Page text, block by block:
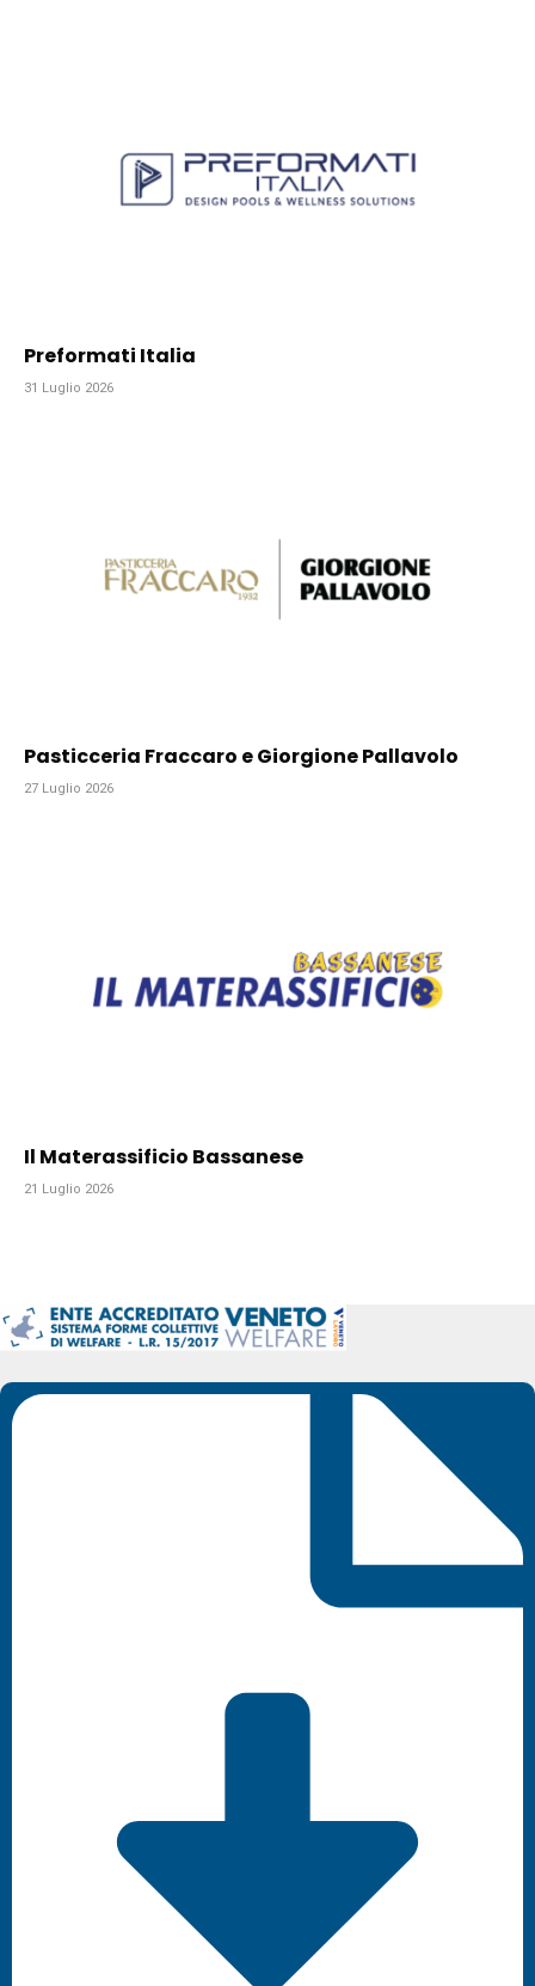
Preformati Italia
31 Luglio 2026
Pasticceria Fraccaro e Giorgione Pallavolo
27 Luglio 2026
Il Materassificio Bassanese
21 Luglio 2026